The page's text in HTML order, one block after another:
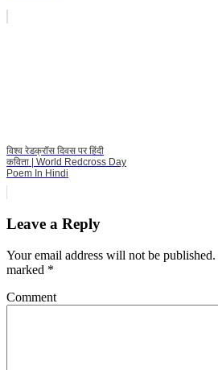
विश्व रेडक्रॉस दिवस पर हिंदी
कविता | World Redcross Day
Poem In Hindi
Leave a Reply
Your email address will not be published.
marked *
Comment